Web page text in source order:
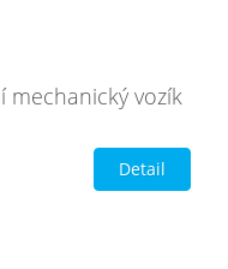
mechanický vozík
Detail